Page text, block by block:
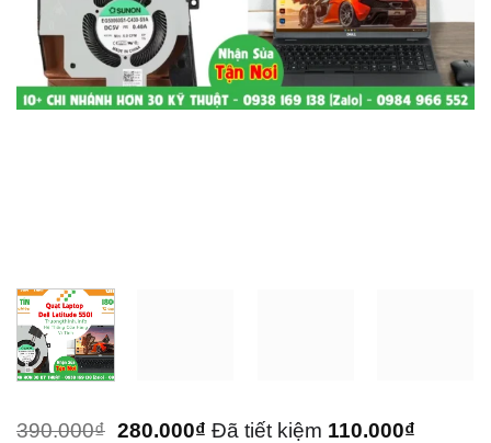
390.000₫ 280.000₫ Đã tiết kiệm 110.000₫